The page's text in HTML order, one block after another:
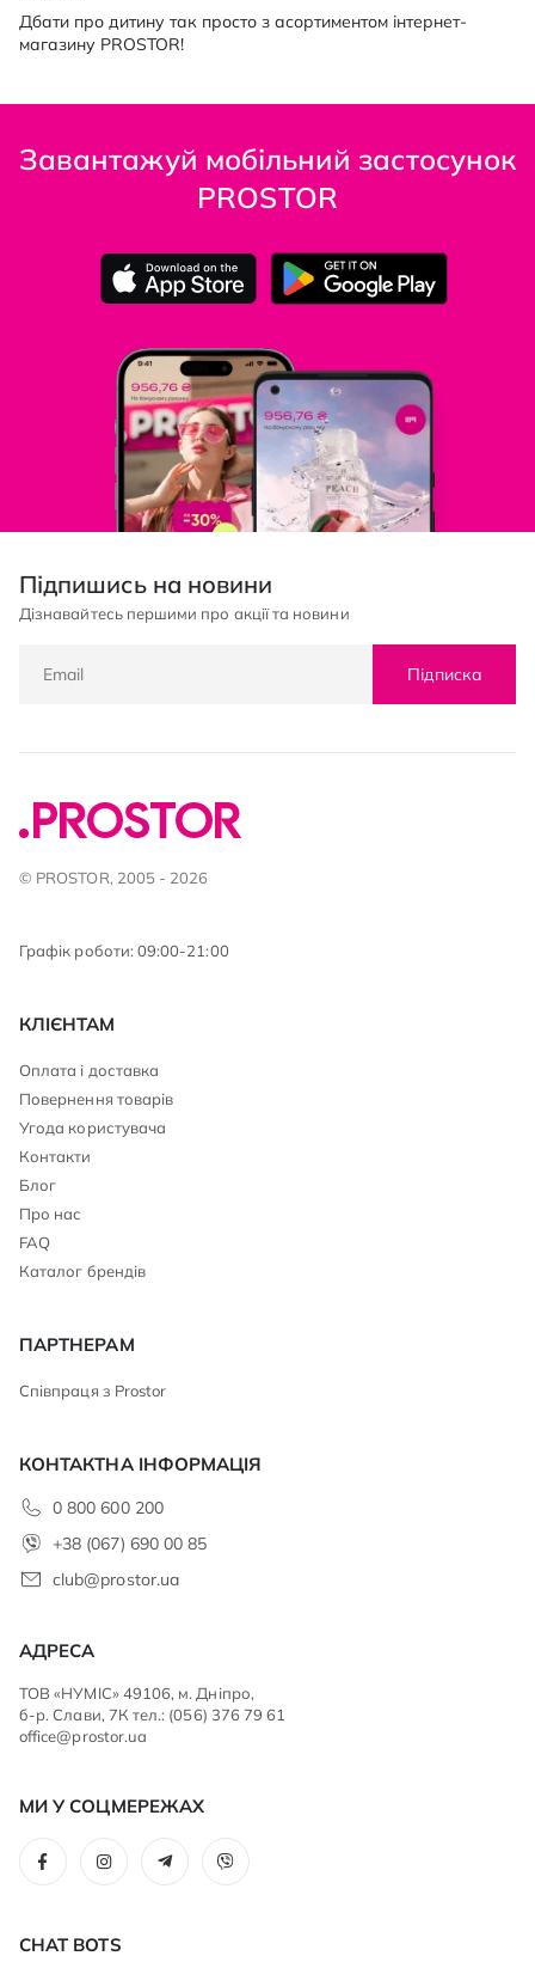
Дбати про дитину так просто з асортиментом інтернет-
магазину PROSTOR!
Завантажуй мобільний застосунок
PROSTOR
Підпишись на новини
Дізнавайтесь першими про акції та новини
Підписка
© PROSTOR, 2005 - 2026
Графік роботи: 09:00-21:00
КЛІЄНТАМ
Оплата і доставка
Повернення товарів
Угода користувача
Контакти
Блог
Про нас
FAQ
Каталог брендів
ПАРТНЕРАМ
Співпраця з Prostor
КОНТАКТНА ІНФОРМАЦІЯ
0 800 600 200
+38 (067) 690 00 85
club@prostor.ua
АДРЕСА
ТОВ «НУМІС» 49106, м. Дніпро,
б-р. Слави, 7К тел.: (056) 376 79 61
office@prostor.ua
МИ У СОЦМЕРЕЖАХ
CHAT BOTS